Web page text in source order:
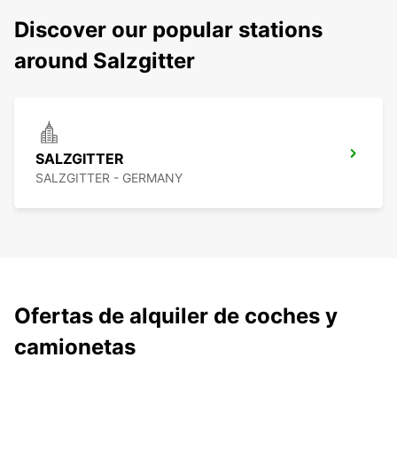
Discover our popular stations
around Salzgitter
SALZGITTER
SALZGITTER - GERMANY
Ofertas de alquiler de coches y
camionetas